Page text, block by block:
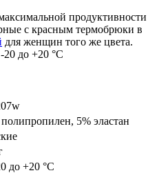
продуктивности
с красным термобрюки в
для женщин того же цвета.
20 до +20 °С
5% эластан
до +20 °С